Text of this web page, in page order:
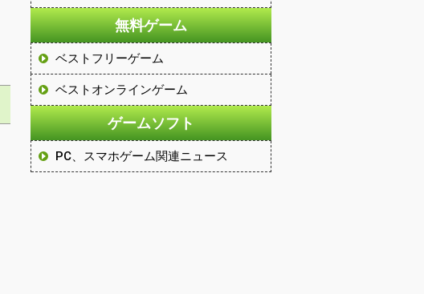
無料ゲーム
ベストフリーゲーム
ベストオンラインゲーム
ゲームソフト
PC、スマホゲーム関連ニュース